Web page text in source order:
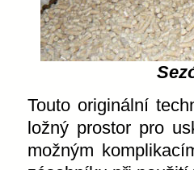
Touto originální
ložný prostor pro
možným